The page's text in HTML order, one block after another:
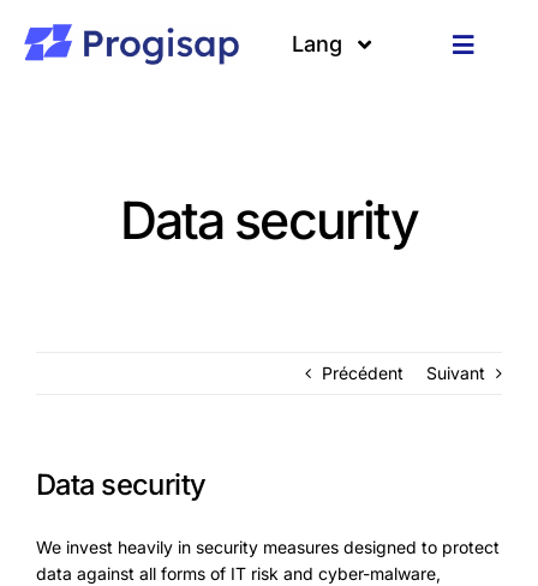
contenu
Toggle
Lang
Data security
Précédent Suivant
Data security
We invest heavily in security measures designed to protect
data against all forms of IT risk and cyber-malware,